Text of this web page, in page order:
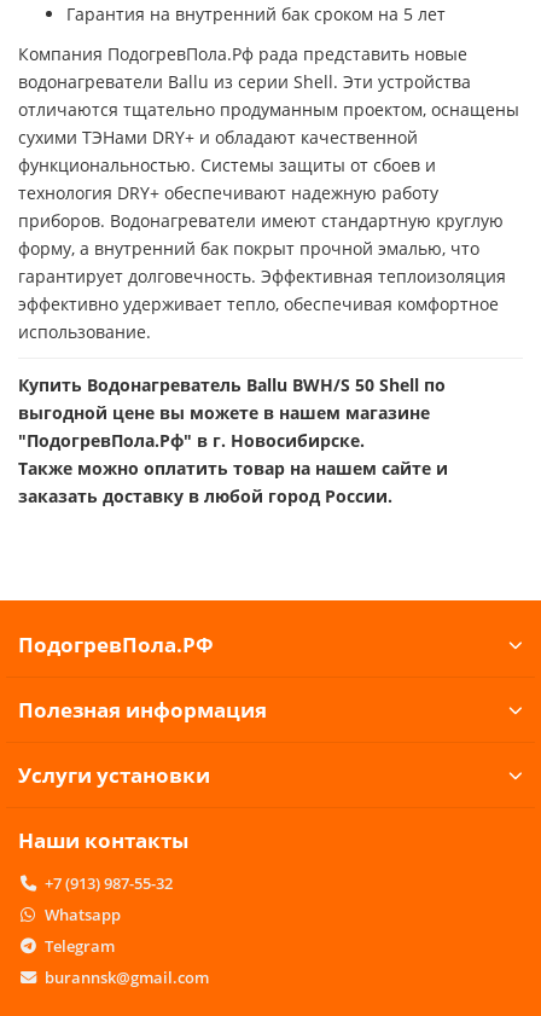
Гарантия на внутренний бак сроком на 5 лет
Компания ПодогревПола.Рф рада представить новые
водонагреватели Ballu из серии Shell. Эти устройства
отличаются тщательно продуманным проектом, оснащены
сухими ТЭНами DRY+ и обладают качественной
функциональностью. Системы защиты от сбоев и
технология DRY+ обеспечивают надежную работу
приборов. Водонагреватели имеют стандартную круглую
форму, а внутренний бак покрыт прочной эмалью, что
гарантирует долговечность. Эффективная теплоизоляция
эффективно удерживает тепло, обеспечивая комфортное
использование.
Купить Водонагреватель Ballu BWH/S 50 Shell по
выгодной цене вы можете в нашем магазине
"ПодогревПола.Рф" в г. Новосибирске.
Также можно оплатить товар на нашем сайте и
заказать доставку в любой город России.
ПодогревПола.РФ
Полезная информация
Услуги установки
Наши контакты
+7 (913) 987-55-32
Whatsapp
Telegram
burannsk@gmail.com